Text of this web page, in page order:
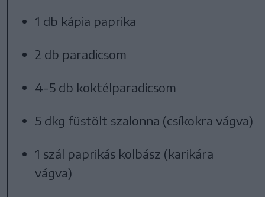
1 db kápia paprika
2 db paradicsom
4-5 db koktélparadicsom
5 dkg füstölt szalonna (csíkokra vágva)
1 szál paprikás kolbász (karikára
vágva)